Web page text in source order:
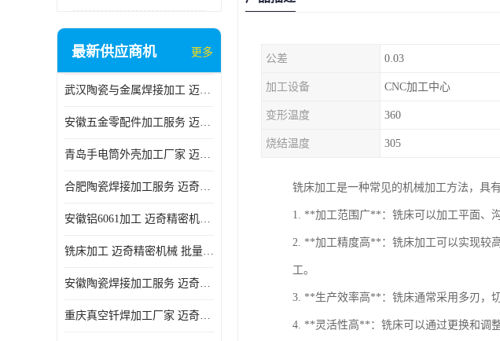
最新供应商机 更多
武汉陶瓷与金属焊接加工 迈奇精密机械 技术成熟
安徽五金零配件加工服务 迈奇精密机械 一站式服务
青岛手电筒外壳加工厂家 迈奇精密机械 技术成熟
合肥陶瓷焊接加工服务 迈奇精密机械 批量订单可免费打样
安徽铝6061加工 迈奇精密机械 经验丰富
铣床加工 迈奇精密机械 批量订单可免费打样
安徽陶瓷焊接加工服务 迈奇精密机械 一站式服务
重庆真空钎焊加工厂家 迈奇精密机械 技术成熟
公差 0.03
加工设备 CNC加工中心
变形温度 360
烧结温度 305
铣床加工是一种常见的机械加工方法，具有
1. **加工范围广**：铣床可以加工平面、
2. **加工精度高**：铣床加工可以实现较
工。
3. **生产效率高**：铣床通常采用多刃，
4. **灵活性高**：铣床可以通过更换和调